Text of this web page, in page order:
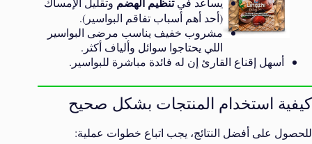
(أحد أهم أسباب تفاقم البواسير).
مشروب خفيف يناسب مرضى البواسير
اللي يحتاجوا سوائل وألياف أكثر.
أسهل إقناع القارئ إن له فائدة مباشرة للبواسير.
كيفية استخدام المنتجات بشكل صحيح
للحصول على أفضل النتائج، يجب اتباع خطوات عملية: